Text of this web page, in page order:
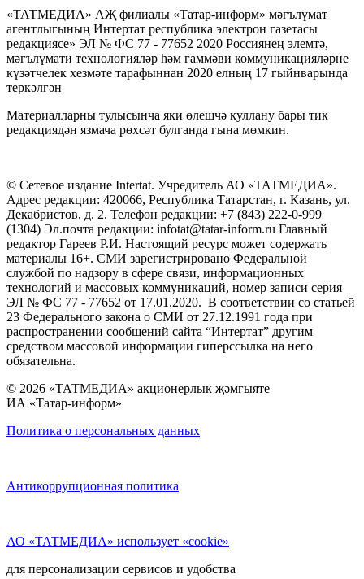
«ТАТМЕДИА» АҖ филиалы «Татар-информ» мәгълүмат
агентлыгының Интертат республика электрон газетасы
редакциясе» ЭЛ № ФС 77 - 77652 2020 Россиянең элемтә,
мәгълүмати технологияләр һәм гаммәви коммуникацияләрне
күзәтчелек хезмәте тарафыннан 2020 елның 17 гыйнварында
теркәлгән
Материалларны тулысынча яки өлешчә куллану бары тик
редакциядән язмача рөхсәт булганда гына мөмкин.
© Сетевое издание Intertat. Учредитель АО «ТАТМЕДИА».
Адрес редакции: 420066, Республика Татарстан, г. Казань, ул.
Декабристов, д. 2. Телефон редакции: +7 (843) 222-0-999
(1304) Эл.почта редакции: infotat@tatar-inform.ru Главный
редактор Гареев Р.И. Настоящий ресурс может содержать
материалы 16+. СМИ зарегистрировано Федеральной
службой по надзору в сфере связи, информационных
технологий и массовых коммуникаций, номер записи серия
ЭЛ № ФС 77 - 77652 от 17.01.2020. В соответствии со статьей
23 Федерального закона о СМИ от 27.12.1991 года при
распространении сообщений сайта “Интертат” другим
средством массовой информации гиперссылка на него
обязательна.
© 2026 «ТАТМЕДИА» акционерлык җәмгыяте
ИА «Татар-информ»
Политика о персональных данных
Антикоррупционная политика
АО «ТАТМЕДИА» использует «cookie»
для персонализации сервисов и удобства